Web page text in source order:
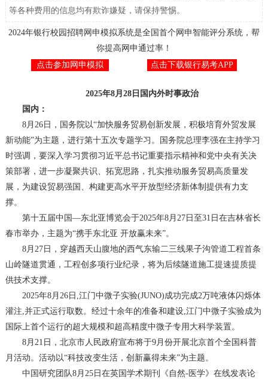
等各种费用的信息均有欺诈嫌疑，请保持警惕。
2024年银行校园招聘网申模拟系统是全国首个网申智能评分系统，帮
你提高网申通过率！
点击参加网申模拟
点击下载银行易考APP
2025年8月28日国内外时事政治
国内：
8月26日，国务院以“加快服务贸易创新发展，积极培育外贸发展
新动能”为主题，进行第十五次专题学习。国务院总理李强在主持学习
时强调，要深入学习贯彻习近平总书记重要指示精神和党中央有关决
策部署，进一步凝聚共识、拓宽思路，扎实推动服务贸易高质量发
展，为建设贸易强国、构建更高水平开放型经济新体制提供有力支
撑。
第十五届中国—东北亚博览会于2025年8月27日至31日在吉林省长
春市举办，主题为“携手东北亚 开放赢未来”。
8月27日，穿越西天山腹地的西气东输二三线果子沟管道工程首条
山岭隧道贯通，工程创多项行业纪录，将为后续隧道施工提速提质提
供技术支撑。
2025年8月26日,江门中微子实验(JUNO)成功完成2万吨液体闪烁体
灌注,并正式运行取数。经过十余年的准备和建设,江门中微子实验成为
国际上首个运行的超大规模和超高精度中微子专用大科学装置。
8月21日，北京市人民政府宣布将于9月份开展北京首个全国科普
月活动。活动以“科技改变生活，创新赢得未来”为主题。
中国研究团队8月25日在英国学术期刊《自然-医学》在线发表论